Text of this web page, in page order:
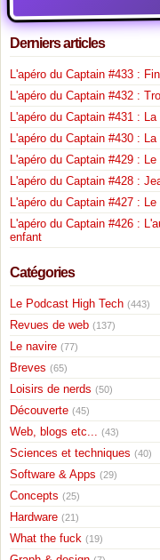
Derniers articles
L'apéro du Captain #433 :
L'apéro du Captain #432 :
L'apéro du Captain #431 :
L'apéro du Captain #430 :
L'apéro du Captain #429 :
L'apéro du Captain #428 :
L'apéro du Captain #427 :
L'apéro du Captain #426 :
enfant
Catégories
Le Podcast High Tech (443)
Revues de web (137)
Le navire (77)
Breves (65)
Loisirs de nerds (50)
Découverte (45)
Web, blogs etc... (43)
Sciences et techniques (40)
Software & Apps (29)
Concepts (25)
Hardware (21)
What the fuck (19)